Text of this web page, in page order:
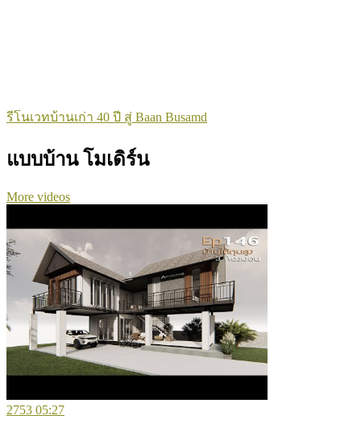
รีโนเวทบ้านเก่า 40 ปี สู่ Baan Busamd
แบบบ้าน โมเดิร์น
More videos
2753 05:27